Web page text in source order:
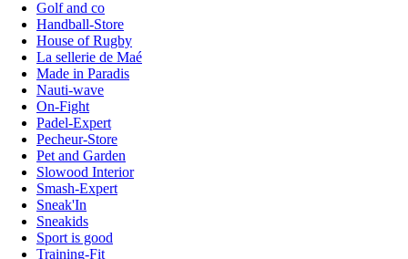
Golf and co
Handball-Store
House of Rugby
La sellerie de Maé
Made in Paradis
Nauti-wave
On-Fight
Padel-Expert
Pecheur-Store
Pet and Garden
Slowood Interior
Smash-Expert
Sneak'In
Sneakids
Sport is good
Training-Fit